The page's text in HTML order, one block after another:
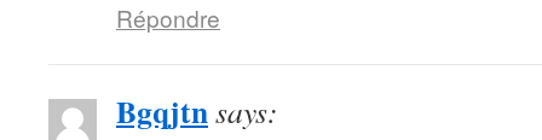
Répondre
Bgqjtnsays: